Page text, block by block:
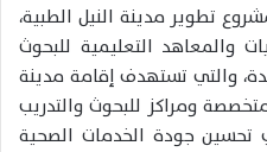
تطوير مدينة النيل الطبية،
والمعاهد التعليمية للبحوث
والتي تستهدف إقامة مدينة
ومراكز للبحوث والتدريب
تحسين جودة الخدمات الصحية